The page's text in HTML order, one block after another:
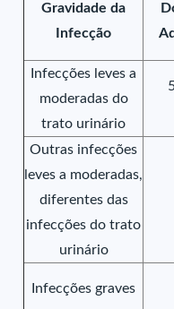
Gravidade da
Infecção
Infecções leves a
moderadas do
trato urinário
Outras infecções
leves a moderadas,
diferentes das
infecções do trato
urinário
Infecções graves